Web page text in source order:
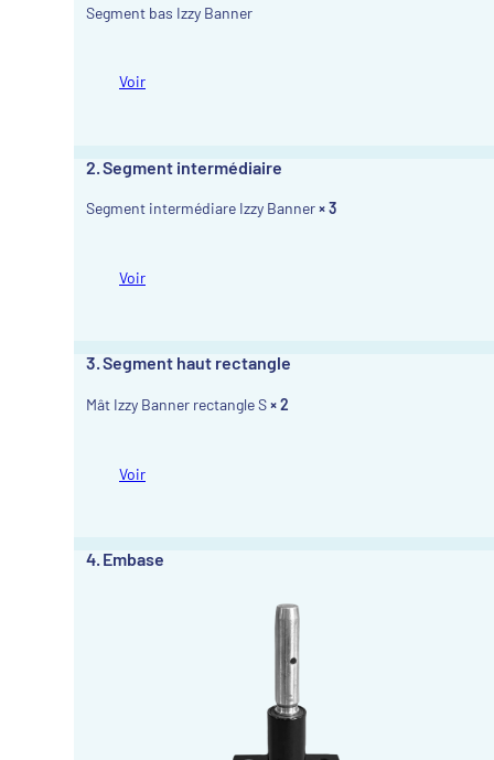
Segment bas Izzy Banner
Voir
2 Segment intermédiaire
Segment intermédiare Izzy Banner× 3
Voir
3 Segment haut rectangle
Mât Izzy Banner rectangle S× 2
Voir
4 Embase